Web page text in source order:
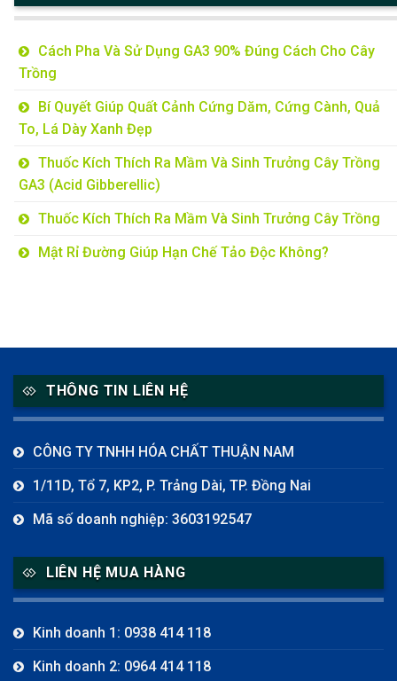
Cách Pha Và Sử Dụng GA3 90% Đúng Cách Cho Cây
Trồng
Bí Quyết Giúp Quất Cảnh Cứng Dăm, Cứng Cành, Quả
To, Lá Dày Xanh Đẹp
Thuốc Kích Thích Ra Mầm Và Sinh Trưởng Cây Trồng
GA3 (Acid Gibberellic)
Thuốc Kích Thích Ra Mầm Và Sinh Trưởng Cây Trồng
Mật Rỉ Đường Giúp Hạn Chế Tảo Độc Không?
THÔNG TIN LIÊN HỆ
CÔNG TY TNHH HÓA CHẤT THUẬN NAM
1/11D, Tổ 7, KP2, P. Trảng Dài, TP. Đồng Nai
Mã số doanh nghiệp: 3603192547
LIÊN HỆ MUA HÀNG
Kinh doanh 1: 0938 414 118
Kinh doanh 2: 0964 414 118